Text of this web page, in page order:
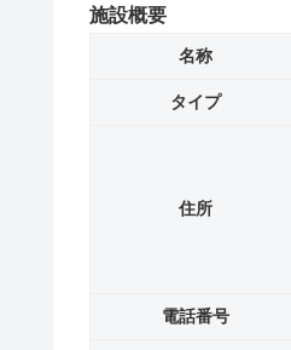
施設概要
名称
タイプ
住所
電話番号